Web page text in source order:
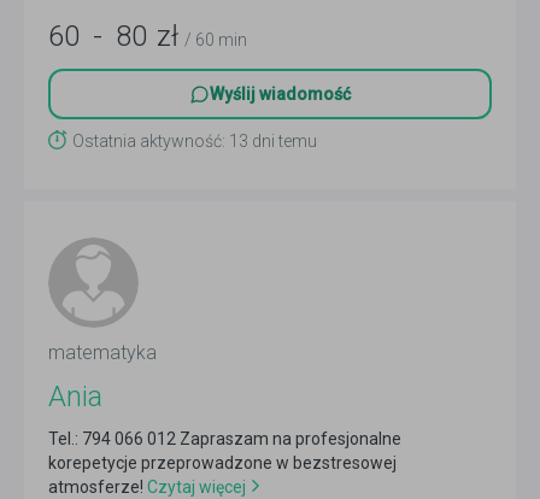
60 - 80 zł / 60 min
Wyślij wiadomość
Ostatnia aktywność: 13 dni temu
matematyka
Ania
Tel.: 794 066 012 Zapraszam na profesjonalne
korepetycje przeprowadzone w bezstresowej
atmosferze! Czytaj więcej